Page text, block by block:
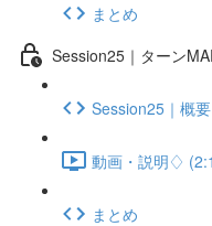
まとめ
Session25｜ターン
Session25｜概要
動画・説明♢
まとめ